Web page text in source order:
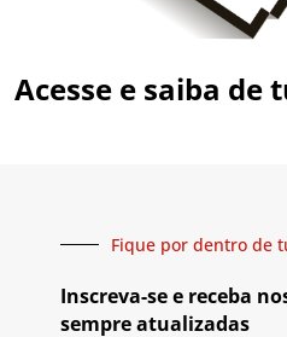
Acesse e saiba de
Fique por dentro de
Inscreva-se e receba
sempre atualizadas